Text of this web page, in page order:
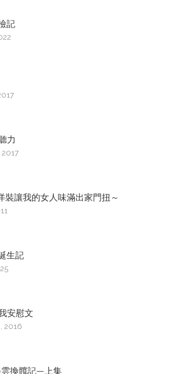
記
力
裝讓我的女人味滿出家門扭～
生記
安慰文
2016
雲換髖記—上集